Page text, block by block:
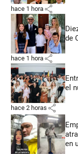
hace 1 hora share
de
hace 1 hora share
el
hace 2 horas share
en